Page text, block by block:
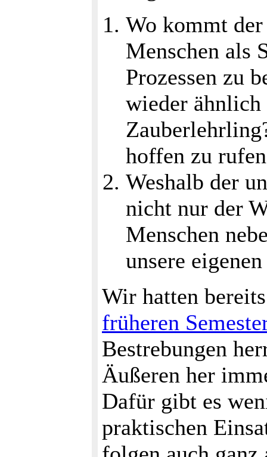
Wo kommt der
Menschen als
Prozessen zu
wieder
hoffen zu
Weshalb der
nicht nur der
Menschen
unsere
Wir hatten
früheren
Bestrebungen
Äußeren her
Dafür gibt es
praktischen